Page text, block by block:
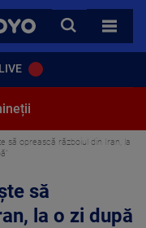
VOYO
CAUTA
TOATE
să oprească războiul din Iran, la
să
la o zi după